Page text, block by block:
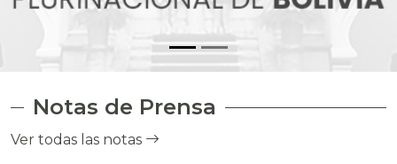
Notas de Prensa
Ver todas las notas